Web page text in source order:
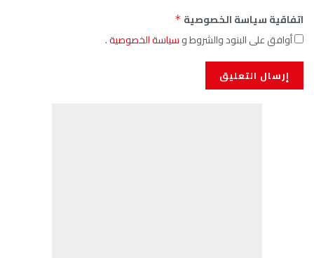
اتفاقية سياسة الخصوصية *
أوافق على البنود والشروط وسياسة الخصوصية.